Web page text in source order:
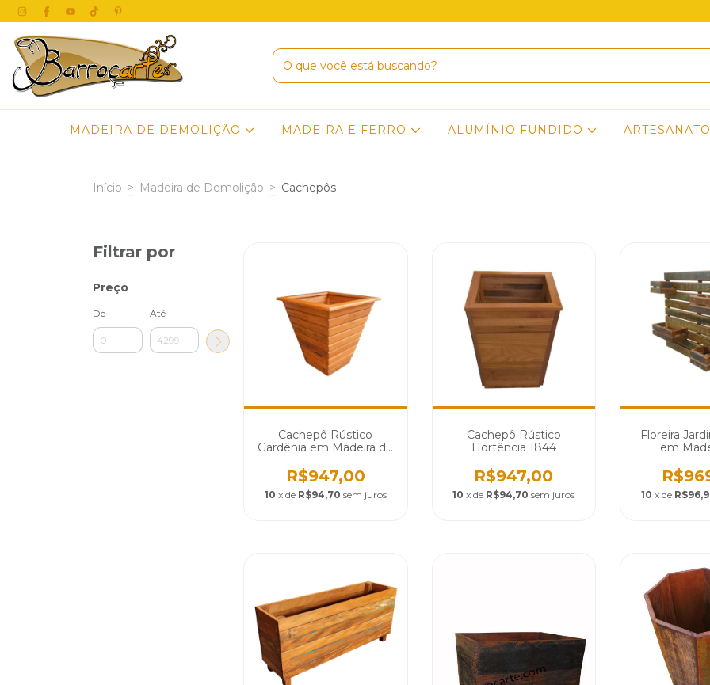
MADEIRA DE DEMOLIÇÃO MADEIRA E FERRO ALUMÍNIO FUNDIDO
Início > Madeira de Demolição > Cachepôs
Filtrar por
Preço
De Até
Cachepô Rústico
Gardênia em Madeira de
R$947,00
10 x de R$94,70 sem juros
Cachepô Rústico
Hortência 1844
R$947,00
10 x de R$94,70 sem juros
Floreira
em
10 x de